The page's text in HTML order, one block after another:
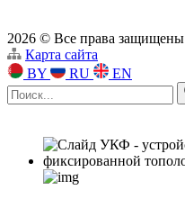
2026 © Все права защищены
Карта сайта
BY
RU EN